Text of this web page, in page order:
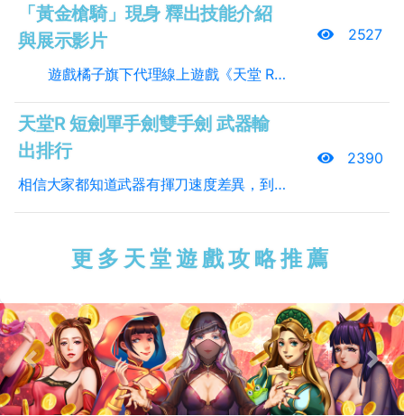
「黃金槍騎」現身 釋出技能介紹
與展示影片
遊戲橘子旗下代理線上遊戲《天堂 REMASTERED（以下簡稱天堂 R）》今（10）日改版正式開放新職業「黃金槍騎」，同時舉辦跨服的多輪玩家競賽「槍騎王者大師賽」等。官方更預告「最強血盟爭霸戰」將於 2021 年 1 月份開放報名，賽事將從 2 月展開、共為期 4 週，玩家將挑戰最強血盟稱號。 全新職業「黃金槍騎」正式上線、首度釋出新職業技能影片 《天堂 R》全新職業「黃金槍騎」今日登場，主要武器為「槍」，可透過技能「轉換」自由切換遠攻或近戰型態，為遊戲首位中距離攻擊職業定位，遠近距離攻擊兼顧、且精通多樣被動技能；強大招牌控制技能「殘酷」：在近戰型態時，可將對手暈眩並瞬間拖至面前、遠攻型態則會轉變為讓對手瞬間擊退與暈眩；「黃金槍騎」擁有媲美「騎士」的體質及技能，能延伸各種連招玩法來重創對手。Lv.85 可習得「施壓：死亡召喚」，技能命中會使對手無法透過回捲傳送回家、並在嘗試使用時造成追加傷害。 官方表示，推出「轉職紀念活動」經驗合併上限開放至 Lv.90，可領取「黃金槍騎轉職紀念箱子（活動）」有機會取得「黃金槍騎」稀有技能書。同時還有「新職業成就活動」，即日起至 2021 年 2 月 18 日，個人成就達到條件，可領取多項獎勵。 首度舉辦跨服多輪競賽「槍騎王者大師賽」、獎勵總價值近 50 萬台幣 迎接大改版，官方宣布將首度舉辦跨服的多輪玩家競賽「槍騎王者大師賽，總獎勵價值高達近 50 萬台幣。12 月 20 日「世界攻城」及 12 月 27 日各伺服器「一般攻城」勝利的血盟可獲得出賽資格，並指派 3 位盟友出戰 1 月 8 日的小組賽，於 1 月 9 日進行前四強及冠亞季軍賽；每隊擁有固定金幣可添購裝備、技能、消耗品，每輪為兩大伺服器進行三回合對戰，獲取積分高的隊伍晉級下一輪；前三名獎勵為：冠軍 30 萬樂豆點、亞軍 15 萬樂豆點、季軍 4 萬 5 千元樂豆點，並且優勝代表所屬伺服器，可取得兩週「雕像紀念 BUFF」。
2527
天堂R 短劍單手劍雙手劍 武器輸
出排行
相信大家都知道武器有揮刀速度差異，到底該拿短劍/單手劍/雙手劍？想必部份玩家一定很困擾，這邊提供一些比較資訊讓大家有個參考。以下比較為常見的短劍/單手劍/雙手劍的比較，僅含武器傷害，包含強化/屬性/暴擊/力量加成傷害，並帶入攻速/大小怪/減傷等差異做比較，不包含技能傷害加成等(這個很重要..如狂襲.反屏.焰刃.肆虐...等)(補充說明：單/雙手槍矛的揮刀速度幾乎跟雙手劍一樣，因屬於輔助武器就不列入比較排行)結果如下圖：小結一：小怪傷害：+9四階騎士團短劍(13690) > +9四階武刃(13577) > +7三階真細劍(13404)這三把武器真的用起來感覺不出差異...到了+10五階武刃(14513)或+9四階真細劍(14340)才比較有感。－－
2390
更多天堂遊戲攻略推薦
Previous Next